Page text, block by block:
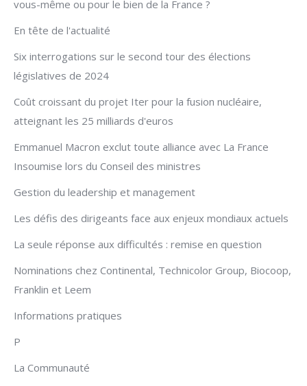
vous-même ou pour le bien de la France ?
En tête de l'actualité
Six interrogations sur le second tour des élections
législatives de 2024
Coût croissant du projet Iter pour la fusion nucléaire,
atteignant les 25 milliards d'euros
Emmanuel Macron exclut toute alliance avec La France
Insoumise lors du Conseil des ministres
Gestion du leadership et management
Les défis des dirigeants face aux enjeux mondiaux actuels
La seule réponse aux difficultés : remise en question
Nominations chez Continental, Technicolor Group, Biocoop,
Franklin et Leem
Informations pratiques
P
La Communauté